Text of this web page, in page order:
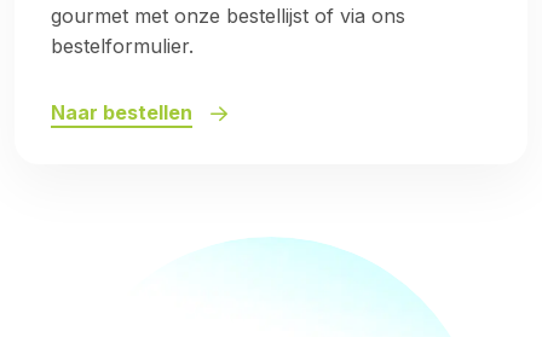
gourmet met onze bestellijst of via ons
bestelformulier.
Naar bestellen